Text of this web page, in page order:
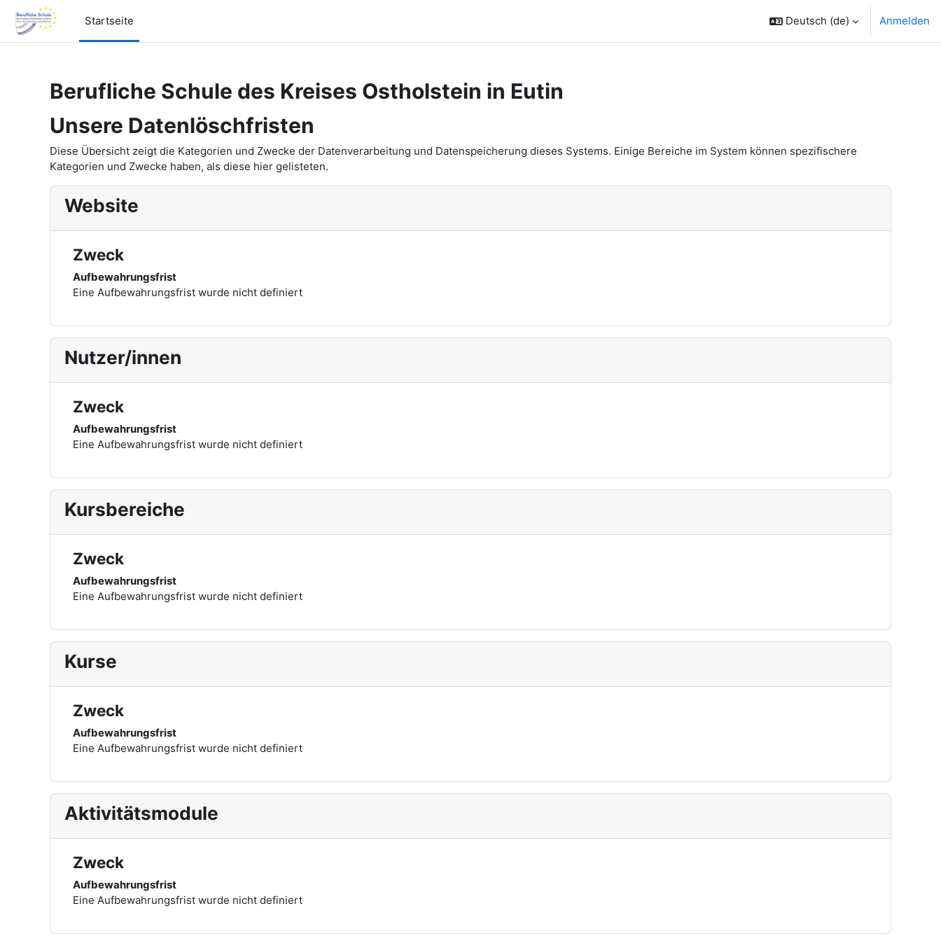
Zum Hauptinhalt
Startseite
Deutsch ‎(de)‎ Anmelden
Berufliche Schule des Kreises Ostholstein in Eutin
Unsere Datenlöschfristen
Diese Übersicht zeigt die Kategorien und Zwecke der Datenverarbeitung und Datenspeicherung dieses Systems. Einige Bereiche im System können spezifischere
Kategorien und Zwecke haben, als diese hier gelisteten.
Website
Zweck
Aufbewahrungsfrist
Eine Aufbewahrungsfrist wurde nicht definiert
Nutzer/innen
Zweck
Aufbewahrungsfrist
Eine Aufbewahrungsfrist wurde nicht definiert
Kursbereiche
Zweck
Aufbewahrungsfrist
Eine Aufbewahrungsfrist wurde nicht definiert
Kurse
Zweck
Aufbewahrungsfrist
Eine Aufbewahrungsfrist wurde nicht definiert
Aktivitätsmodule
Zweck
Aufbewahrungsfrist
Eine Aufbewahrungsfrist wurde nicht definiert